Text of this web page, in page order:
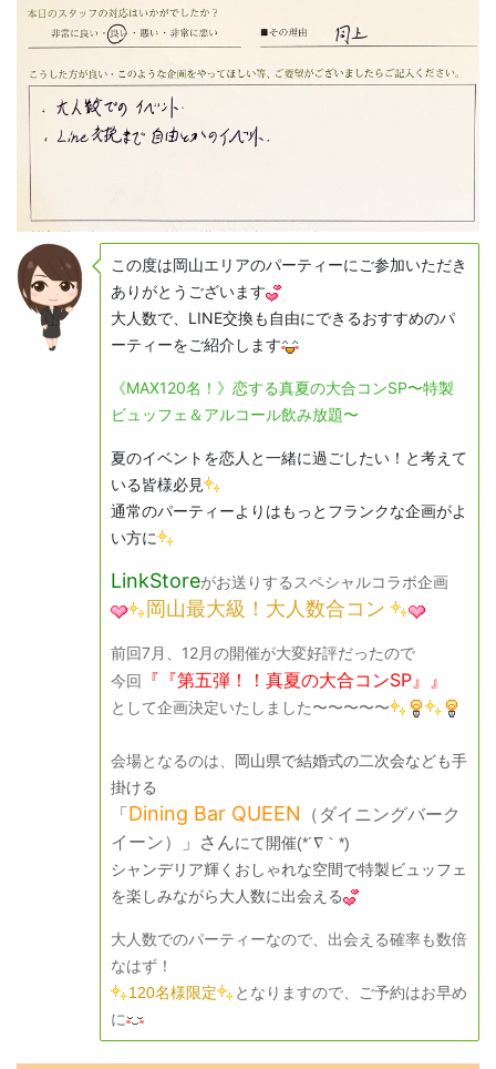
この度は岡山エリアのパーティーにご参加いただき
ありがとうございます
大人数で、LINE交換も自由にできるおすすめのパ
ーティーをご紹介します
《MAX120名！》恋する真夏の大合コンSP〜特製
ビュッフェ＆アルコール飲み放題〜
夏のイベントを恋人と一緒に過ごしたい！と考えて
いる皆様必見
通常のパーティーよりはもっとフランクな企画がよ
い方に
LinkStoreがお送りするスペシャルコラボ企画
岡山最大級！大人数合コン
前回7月、12月の開催が大変好評だったので
今回 『『第五弾！！真夏の大合コンSP』』
として企画決定いたしました〜〜〜〜〜
会場となるのは、
岡山県で結婚式の二次会なども手
掛ける
「 Dining Bar QUEEN
（ダイニングバーク
イーン）
」さんにて開催(*´∇｀*)
シャンデリア輝くおしゃれな空間で特製ビュッフェ
を楽しみながら大人数に出会える
大人数でのパーティーなので、出会える確率も数倍
なはず！
120名様限定 となりますので、
ご予約はお早め
に